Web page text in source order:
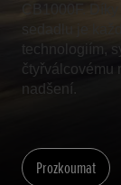
CB1000F.
sedadlu je
technologiím,
čtyřválcovému
nadšení.
Prozkoumat